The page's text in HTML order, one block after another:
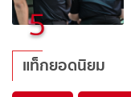
5
แท็กยอดนิยม